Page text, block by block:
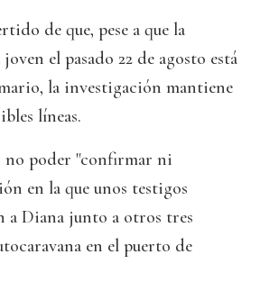
de que, pese a que la
el pasado 22 de agosto está
la investigación mantiene
líneas.
no poder "confirmar ni
en la que unos testigos
a Diana junto a otros tres
en el puerto de